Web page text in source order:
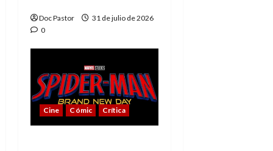
Doc Pastor
31 de julio de 2026
0
Cine Cómic Crítica